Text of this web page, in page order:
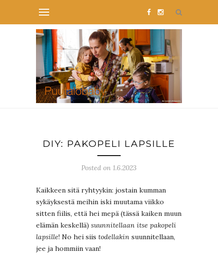
DIY: PAKOPELI LAPSILLE
Posted on 1.6.2023
Kaikkeen sitä ryhtyykin: jostain kumman
sykäyksestä meihin iski muutama viikko
sitten fiilis, että hei mepä (tässä kaiken muun
elämän keskellä) suunnitellaan itse pakopeli
lapsille! No hei siis todellakin suunnitellaan,
jee ja hommiin vaan!